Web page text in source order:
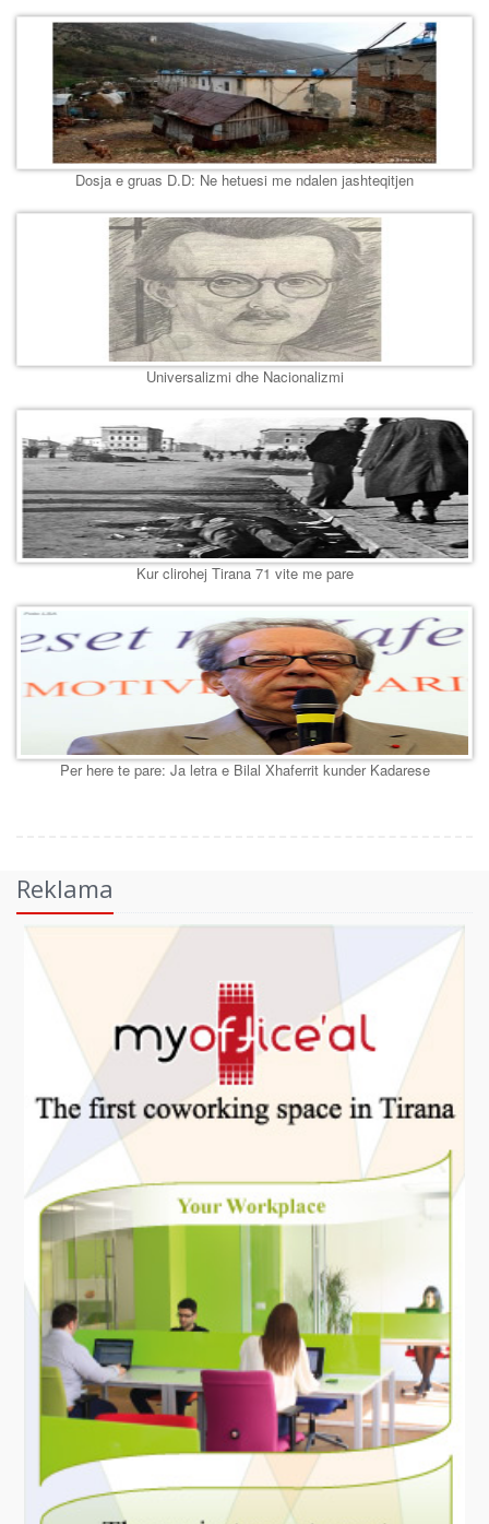
Dosja e gruas D.D: Ne hetuesi me ndalen jashteqitjen
Universalizmi dhe Nacionalizmi
Kur clirohej Tirana 71 vite me pare
Per here te pare: Ja letra e Bilal Xhaferrit kunder Kadarese
Reklama